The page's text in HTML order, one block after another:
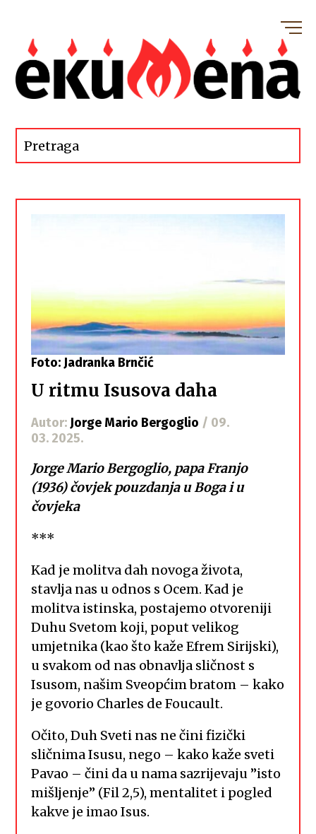
Foto: Jadranka Brnčić
U ritmu Isusova daha
Autor: Jorge Mario Bergoglio / 09.
03. 2025.
Jorge Mario Bergoglio, papa Franjo
(1936) čovjek pouzdanja u Boga i u
čovjeka
***
Kad je molitva dah novoga života,
stavlja nas u odnos s Ocem. Kad je
molitva istinska, postajemo otvoreniji
Duhu Svetom koji, poput velikog
umjetnika (kao što kaže Efrem Sirijski),
u svakom od nas obnavlja sličnost s
Isusom, našim Sveopćim bratom – kako
je govorio Charles de Foucault.
Očito, Duh Sveti nas ne čini fizički
sličnima Isusu, nego – kako kaže sveti
Pavao – čini da u nama sazrijevaju ”isto
mišljenje” (Fil 2,5), mentalitet i pogled
kakve je imao Isus.